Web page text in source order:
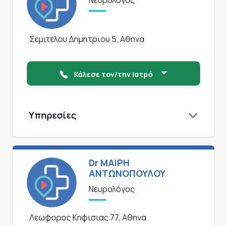
Σεμιτελου Δημητριου 5, Αθηνα
Κάλεσε τον/την Ιατρό
Υπηρεσίες
Dr ΜΑΙΡΗ
ΑΝΤΩΝΟΠΟΥΛΟΥ
Νευρολόγος
Λεωφορος Κηφισιας 77, Αθηνα